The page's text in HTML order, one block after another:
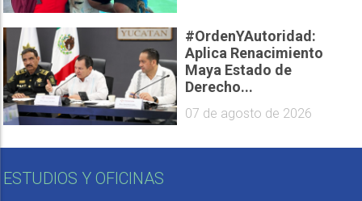
#OrdenYAutoridad:
Aplica Renacimiento
Maya Estado de
Derecho...
07 de agosto de 2026
ESTUDIOS Y OFICINAS